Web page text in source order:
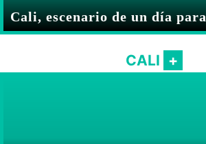
Cali, escenario de un día
CALI